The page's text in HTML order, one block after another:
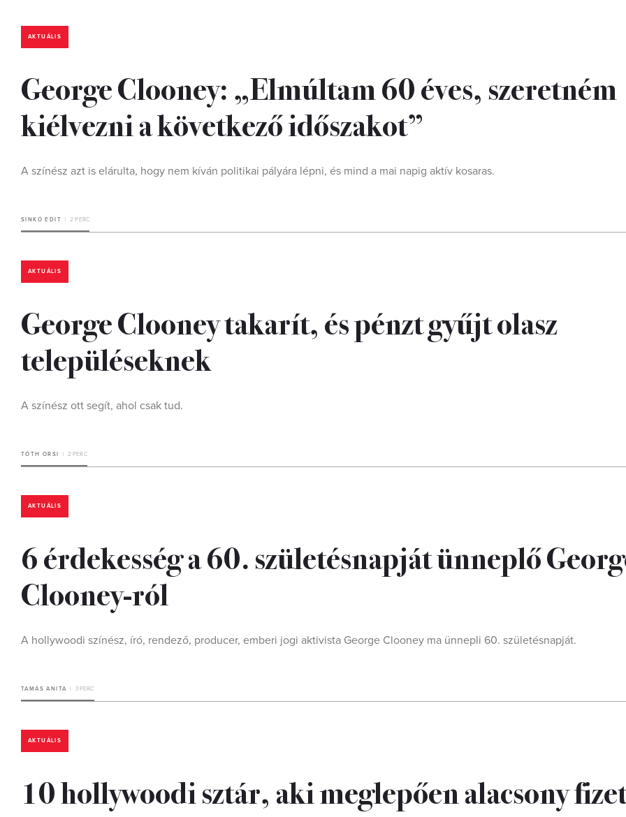
AKTUÁLIS
George Clooney: „Elmúltam 60 éves, szeretném
kiélvezni a következő időszakot”
A színész azt is elárulta, hogy nem kíván politikai pályára lépni, és mind a mai napig aktív kosaras.
SINKÓ EDIT 2 PERC
AKTUÁLIS
George Clooney takarít, és pénzt gyűjt olasz
településeknek
A színész ott segít, ahol csak tud.
TÓTH ORSI 2 PERC
AKTUÁLIS
6 érdekesség a 60. születésnapját ünneplő
Clooney-ról
A hollywoodi színész, író, rendező, producer, emberi jogi aktivista George Clooney ma ünnepli 60. születésnapját.
TAMÁS ANITA 3 PERC
AKTUÁLIS
10 hollywoodi sztár, aki meglepően alacsony